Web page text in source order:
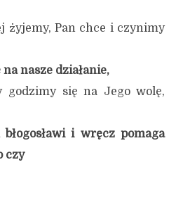
żyjemy, Pan chce i czynimy
nasze działanie,
godzimy się na Jego wolę,
i wręcz pomaga
czy